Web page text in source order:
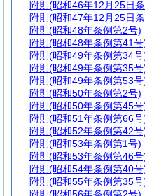
附則 (昭和46年12月25日
附則 (昭和47年12月25日
附則 (昭和48年条例第2号)
附則 (昭和48年条例第41号
附則 (昭和49年条例第34号
附則 (昭和49年条例第35号
附則 (昭和49年条例第53号
附則 (昭和50年条例第2号)
附則 (昭和50年条例第45号
附則 (昭和51年条例第66号
附則 (昭和52年条例第42号
附則 (昭和53年条例第1号)
附則 (昭和53年条例第46号
附則 (昭和54年条例第40号
附則 (昭和55年条例第35号